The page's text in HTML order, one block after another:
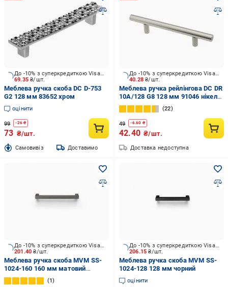
69.35₴/шт.
До -10% з суперкредиткою Visa Вигода
Меблева ручка скоба DC D-753
G2 128 мм 83652 хром
оцінити
99 -26 ₴
73 ₴/шт.
Cамовивіз Доставимо
40.28₴/шт.
До -10% з суперкредиткою Visa Вигода
Меблева ручка рейлінгова DC DR
10A/128 G8 128 мм 91046 нікель
сталевий
22
49 -6.60 ₴
42.40 ₴/шт.
Доставка недоступна
201.40₴/шт.
До -10% з суперкредиткою Visa Вигода
Меблева ручка скоба MVM SS-
1024-160 160 мм матовий
антрацит
1
206.15₴/шт.
До -10% з суперкредиткою Visa Вигода
Меблева ручка скоба MVM SS-
1024-128 128 мм чорний
оцінити